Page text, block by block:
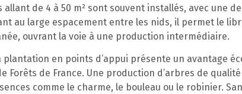
de 4 à 50 m² sont souvent installés, avec une
au large espacement entre les nids, il permet le
ouvrant la voie à une production intermédiaire.
en points d’appui présente un avantage
Forêts de France. Une production d’arbres de
comme le charme, le bouleau ou le robinier.